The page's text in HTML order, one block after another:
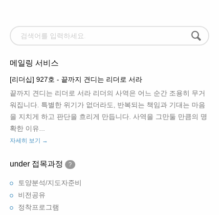
메일링 서비스
[리더십] 927호 - 끝까지 견디는 리더로 서라
끝까지 견디는 리더로 서라 리더의 사역은 어느 순간 조용히 무거
워집니다. 특별한 위기가 없더라도, 반복되는 책임과 기대는 마음
을 지치게 하고 판단을 흐리게 만듭니다. 사역을 그만둘 만큼의 명
확한 이유...
자세히 보기 →
under 접목과정 ?
토양분석/지도자준비
비전공유
정착프로그램